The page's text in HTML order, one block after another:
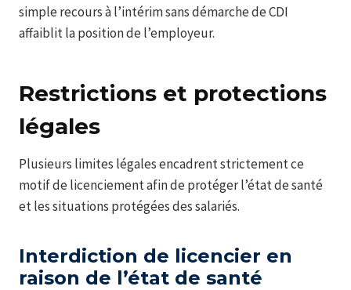
simple recours à l’intérim sans démarche de CDI
affaiblit la position de l’employeur.
Restrictions et protections
légales
Plusieurs limites légales encadrent strictement ce
motif de licenciement afin de protéger l’état de santé
et les situations protégées des salariés.
Interdiction de licencier en
raison de l’état de santé